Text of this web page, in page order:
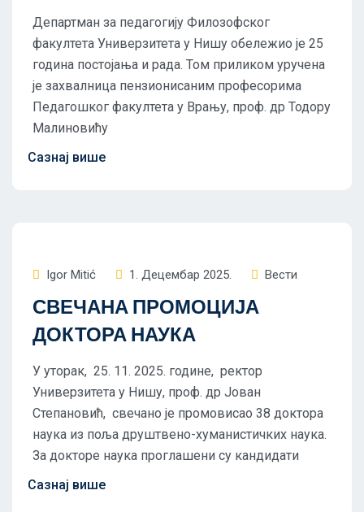
Департман за педагогију Филозофског
факултета Универзитета у Нишу обележио је 25
година постојања и рада. Том приликом уручена
је захвалница пензионисаним професорима
Педагошког факултета у Врању, проф. др Тодору
Малиновићу
Igor Mitić 1. Децембар 2025. Вести
СВЕЧАНА ПРОМОЦИЈА
ДОКТОРА НАУКА
У уторак, 25. 11. 2025. године, ректор
Универзитета у Нишу, проф. др Јован
Степановић, свечано је промовисао 38 доктора
наука из поља друштвено-хуманистичких наука.
За докторе наука проглашени су кандидати